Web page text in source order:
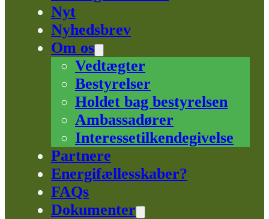
Nyt
Nyhedsbrev
Om os
Vedtægter
Bestyrelser
Holdet bag bestyrelsen
Ambassadører
Interessetilkendegivelse
Partnere
Energifællesskaber?
FAQs
Dokumenter